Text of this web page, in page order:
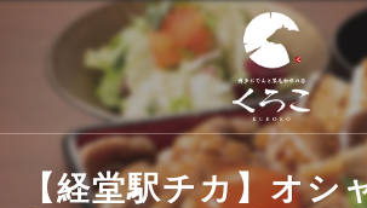
【経堂駅チカ】オシ